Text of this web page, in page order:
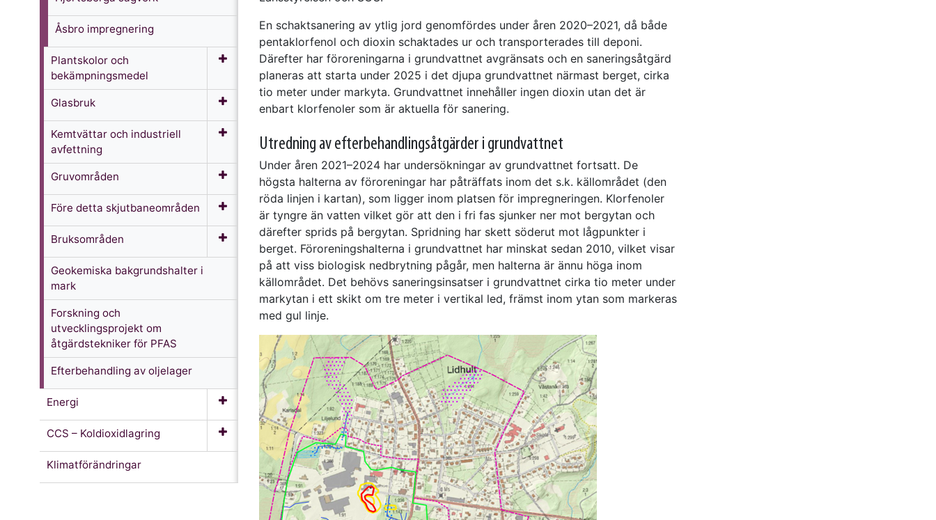
Åsbro impregnering
Plantskolor och
bekämpningsmedel
Glasbruk
Kemtvättar och industriell
avfettning
Gruvområden
Före detta skjutbaneområden
Bruksområden
Geokemiska bakgrundshalter i
mark
Forskning och
utvecklingsprojekt om
åtgärdstekniker för PFAS
Efterbehandling av oljelager
Energi
CCS – Koldioxidlagring
Klimatförändringar
En schaktsanering av ytlig jord genomfördes under åren 2020–2021, då både
pentaklorfenol och dioxin schaktades ur och transporterades till deponi.
Därefter har föroreningarna i grundvattnet avgränsats och en saneringsåtgärd
planeras att starta under 2025 i det djupa grundvattnet närmast berget, cirka
tio meter under markyta. Grundvattnet innehåller ingen dioxin utan det är
enbart klorfenoler som är aktuella för sanering.
Utredning av efterbehandlingsåtgärder i grundvattnet
Under åren 2021–2024 har undersökningar av grundvattnet fortsatt. De
högsta halterna av föroreningar har påträffats inom det s.k. källområdet (den
röda linjen i kartan), som ligger inom platsen för impregneringen. Klorfenoler
är tyngre än vatten vilket gör att den i fri fas sjunker ner mot bergytan och
därefter sprids på bergytan. Spridning har skett söderut mot lågpunkter i
berget. Föroreningshalterna i grundvattnet har minskat sedan 2010, vilket visar
på att viss biologisk nedbrytning pågår, men halterna är ännu höga inom
källområdet. Det behövs saneringsinsatser i grundvattnet cirka tio meter under
markytan i ett skikt om tre meter i vertikal led, främst inom ytan som markeras
med gul linje.